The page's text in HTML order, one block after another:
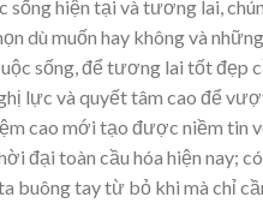
sống hiện tại và tương lai,
dù muốn hay không và
sống, để tương lai tốt đẹp
lực và quyết tâm cao để
cao mới tạo được niềm tin
đại toàn cầu hóa hiện nay;
buông tay từ bỏ khi mà chỉ